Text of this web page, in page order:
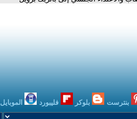
بنترست بلوكر فليبورد الموبايل